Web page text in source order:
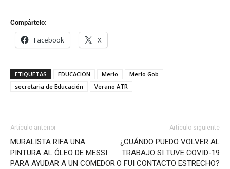
Compártelo:
Facebook X
ETIQUETAS EDUCACION Merlo
Merlo Gob
secretaria de Educación
Verano ATR
Artículo anterior
MURALISTA RIFA UNA
PINTURA AL ÓLEO DE MESSI
PARA AYUDAR A UN COMEDOR
Artículo siguiente
¿CUÁNDO PUEDO VOLVER AL
TRABAJO SI TUVE COVID-19
O FUI CONTACTO ESTRECHO?